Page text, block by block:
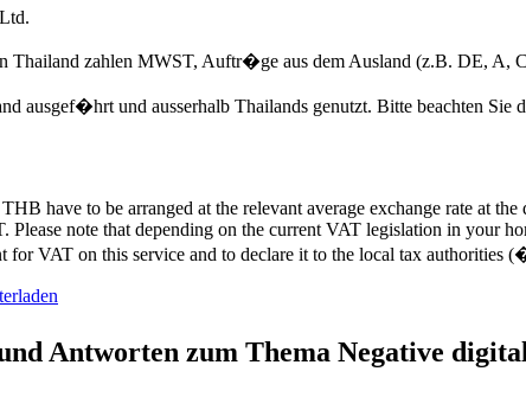
Thailand zahlen MWST, Auftr�ge aus dem Ausland (z.B. DE, A,
ausgef�hrt und ausserhalb Thailands genutzt. Bitte beachten Sie
have to be arranged at the relevant average exchange rate at the
Please note that depending on the current VAT legislation in your
for VAT on this service and to declare it to the local tax authorities
Antworten zum Thema Negative